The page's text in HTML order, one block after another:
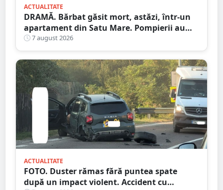
ACTUALITATE
DRAMĂ. Bărbat găsit mort, astăzi, într-un
apartament din Satu Mare. Pompierii au
spart ușa
7 august 2026
ACTUALITATE
FOTO. Duster rămas fără puntea spate
după un impact violent. Accident cu